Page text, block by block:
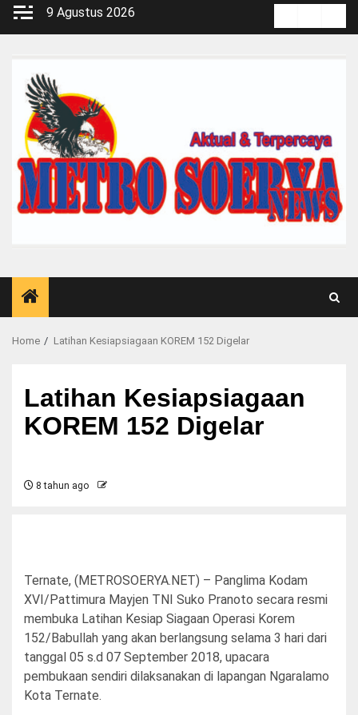
Skip
9 Agustus 2026
Media
Home Latihan Kesiapsiagaan KOREM 152 Digelar
Latihan Kesiapsiagaan
KOREM 152 Digelar
8 tahun ago
Ternate, (METROSOERYA.NET) – Panglima Kodam
XVI/Pattimura Mayjen TNI Suko Pranoto secara resmi
membuka Latihan Kesiap Siagaan Operasi Korem
152/Babullah yang akan berlangsung selama 3 hari dari
tanggal 05 s.d 07 September 2018, upacara
pembukaan sendiri dilaksanakan di lapangan Ngaralamo
Kota Ternate.